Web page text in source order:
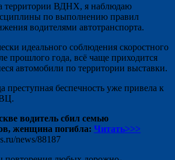
территории ВДНХ, я наблюдаю
по выполнению правил
водителями автотранспорта.
идеального соблюдения скоростного
прошлого года, всё чаще приходится
автомобили по территории выставки.
преступная беспечность уже привела к
водитель сбил семью
женщина погибла: Читать>>>
news/88187